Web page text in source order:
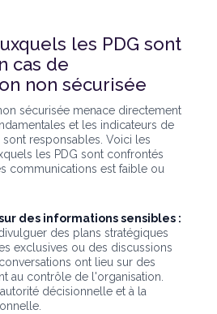
les PDG sont
cas de
non sécurisée
sécurisée menace directement
et les indicateurs de
responsables. Voici les
les PDG sont confrontés
communications est faible ou
des informations sensibles :
des plans stratégiques
exclusives ou des discussions
ont lieu sur des
au contrôle de l'organisation.
décisionnelle et à la